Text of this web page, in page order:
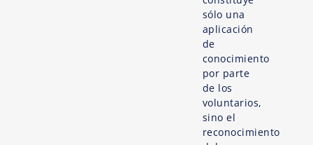
sólo una
aplicación
de
conocimiento
por parte
de los
voluntarios,
sino el
reconocimiento